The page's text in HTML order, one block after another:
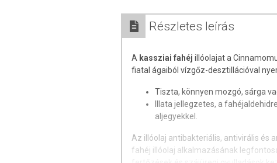
Részletes leírás
A kassziai fahéj illóolajat a
fiatal ágaiból vízgőz-desztillációval
Tiszta, könnyen mozgó, sárga
Illata jellegzetes, a
aljegyekkel.
Az illóolaj antibakteriális, antivirális és
fahéj illóolaj alkalmazásának